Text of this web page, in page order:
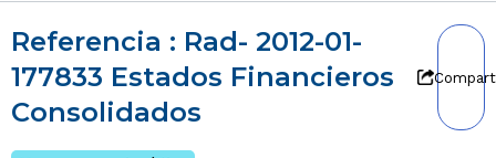
Referencia : Rad- 2012-01-
177833 Estados Financieros
Consolidados